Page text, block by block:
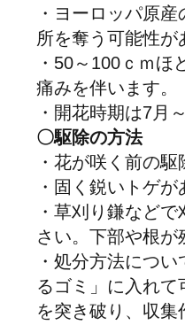
・ヨーロッパ原
所を奪う可能性が
・50～100ｃｍ
痛みを伴います。
・開花時期は7月
〇駆除の方法
・花が咲く前の
・固く鋭いトゲ
・草刈り鎌など
さい。下部や根
・処分方法につ
るゴミ」に入れて
を突き破り、収